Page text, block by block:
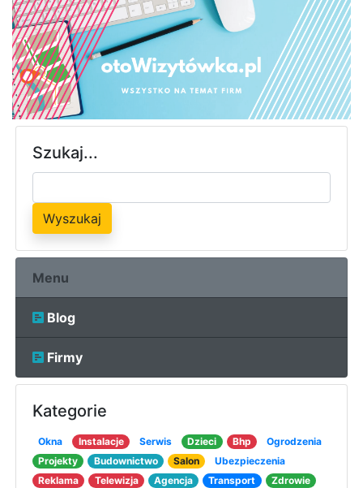
Szukaj...
Wyszukaj
Menu
Blog
Firmy
Kategorie
Okna Instalacje Serwis Dzieci Bhp
Ogrodzenia
Projekty
Budownictwo Salon
Ubezpieczenia
Reklama
Telewizja Agencja Transport
Zdrowie